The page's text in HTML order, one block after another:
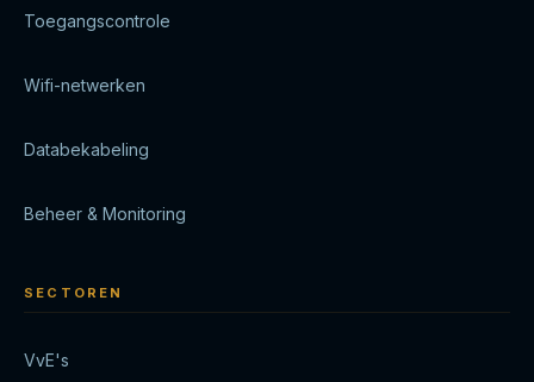
Toegangscontrole
Wifi-netwerken
Databekabeling
Beheer & Monitoring
SECTOREN
VvE's